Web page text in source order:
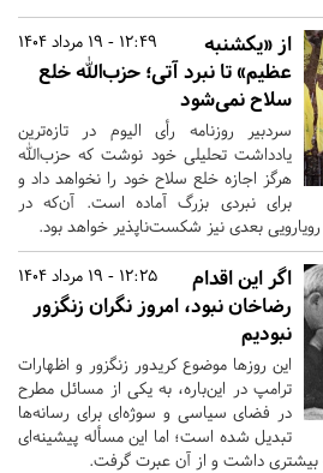
12:49 - 19 مرداد 1404
از «یکشنبه
عظیم» تا نبرد آتی؛ حزب‌الله خلع
سلاح نمی‌شود
سردبیر روزنامه رأی الیوم در تازه‌ترین
یادداشت تحلیلی خود نوشت که حزب‌الله
هرگز اجازه خلع سلاح خود را نخواهد داد و
برای نبردی بزرگ آماده است. آن‌که در
بعدی نیز شکست‌ناپذیر خواهد بود.
12:25 - 19 مرداد 1404
اگر این اقدام
رضاخان نبود، امروز نگران زنگزور
نبودیم
این روزها موضوع کریدور زنگزور و اظهارات
ترامپ در این‌باره، به یکی از مسائل مطرح
در فضای سیاسی و سوژه‌ای برای رسانه‌ها
تبدیل شده است؛ اما این مسأله پیشینه‌ای
بیشتری داشت و از آن عبرت گرفت.